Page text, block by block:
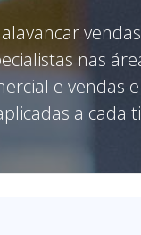
nas
e vendas
a cada